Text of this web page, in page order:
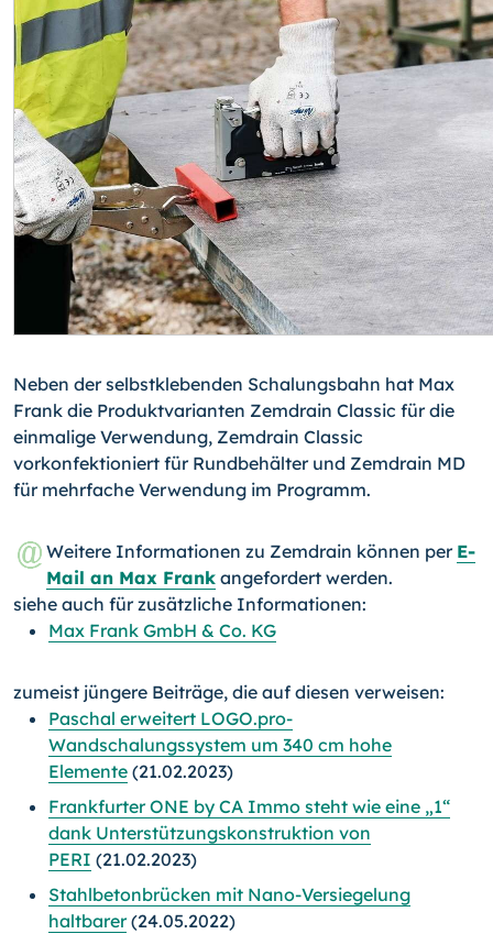
Neben der selbstklebenden Schalungsbahn hat Max
Frank die Produktvarianten Zemdrain Classic für die
einmalige Verwendung, Zemdrain Classic
vorkonfektioniert für Rundbehälter und Zemdrain MD
für mehrfache Verwendung im Programm.
Weitere Informationen zu Zemdrain können per E-
Mail an Max Frank angefordert werden.
siehe auch für zusätzliche Informationen:
Max Frank GmbH & Co. KG
zumeist jüngere Beiträge, die auf diesen verweisen:
Paschal erweitert LOGO.pro-
Wandschalungssystem um 340 cm hohe
Elemente (21.02.2023)
Frankfurter ONE by CA Immo steht wie eine „1“
dank Unterstützungskonstruktion von
PERI (21.02.2023)
Stahlbetonbrücken mit Nano-Versiegelung
haltbarer(24.05.2022)